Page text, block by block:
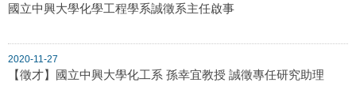
國立中興大學化學工程學系誠徵系主任啟事
2020-11-27
【徵才】國立中興大學化工系 孫幸宜教授 誠徵專任研究助理